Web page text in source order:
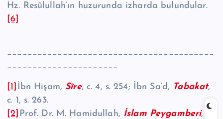
Hz. Re­sû­lul­lah’ın huzurunda izharda bulundular.
[6]
_________________________________________
______________________
[1] İbn Hişam, Sîre, c. 4, s. 254; İbn Sa’d, Tabakat,
c. 1, s. 263.
[2] Prof. Dr. M. Hamidullah, İslam Peygamberi, c.